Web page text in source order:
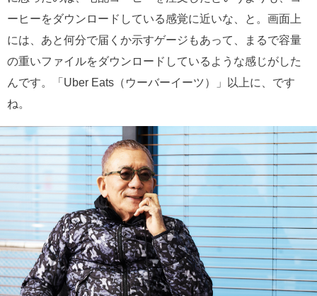
ーヒーをダウンロードしている感覚に近いな、と。画面上
には、あと何分で届くか示すゲージもあって、まるで容量
の重いファイルをダウンロードしているような感じがした
んです。「Uber Eats（ウーバーイーツ）」以上に、です
ね。